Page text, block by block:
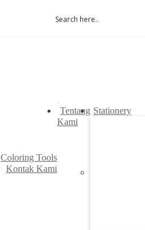
Coloring Tools
Kontak Kami
Tentang
Kami
Stationery